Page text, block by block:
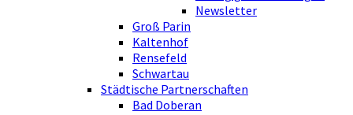
Newsletter
Groß Parin
Kaltenhof
Rensefeld
Schwartau
Städtische Partnerschaften
Bad Doberan